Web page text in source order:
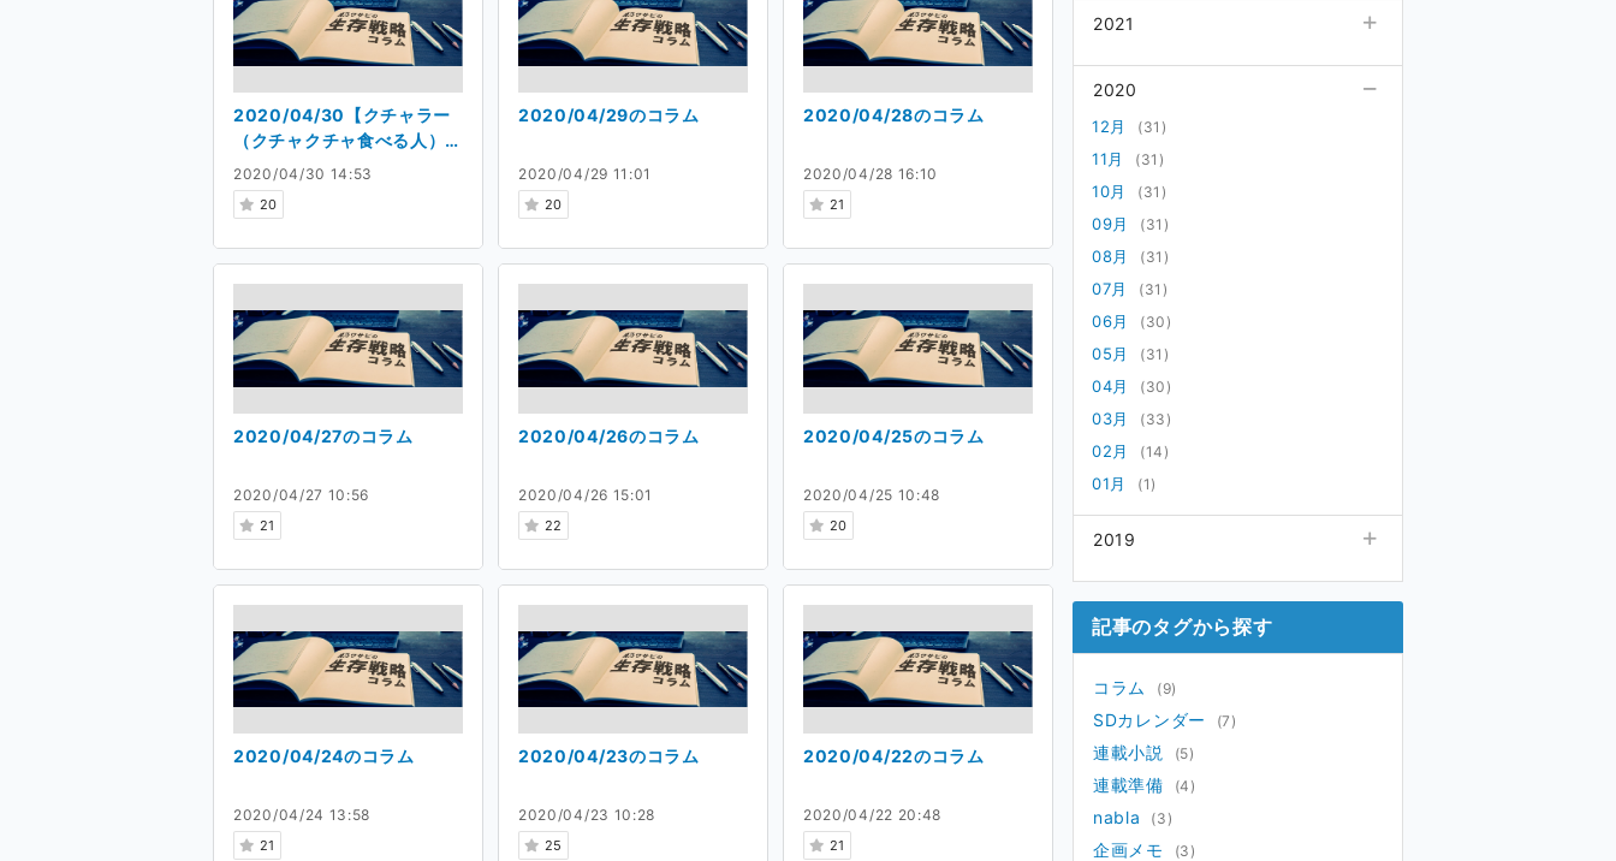
2020/04/30 14:53
20
2020/04/30【クチャラー
（クチャクチャ食べる人）
とモグラー（もぐもぐ食べ
る人）について】
2020/04/29 11:01
20
2020/04/29のコラム
2020/04/28 16:10
21
2020/04/28のコラム
2020/04/27 10:56
21
2020/04/27のコラム
2020/04/26 15:01
22
2020/04/26のコラム
2020/04/25 10:48
20
2020/04/25のコラム
2020/04/24 13:58
21
2020/04/24のコラム
2020/04/23 10:28
25
2020/04/23のコラム
2020/04/22 20:48
21
2020/04/22のコラム
09月
07月
06月 (30)
05月 (31)
04月 (30)
03月 (31)
02月 (28)
01月 (31)
11月
09月
08月 (31)
07月 (31)
06月 (31)
05月 (31)
04月 (32)
03月 (31)
02月 (29)
01月 (32)
2021
11月 (30)
10月 (31)
09月 (30)
08月 (31)
07月 (31)
06月 (30)
05月 (31)
04月 (30)
03月 (31)
02月 (29)
01月 (31)
2020
12月 (31)
11月 (31)
10月 (31)
09月 (31)
08月 (31)
07月 (31)
06月 (30)
05月 (31)
04月 (30)
03月 (33)
02月 (14)
01月 (1)
2019
10月 (2)
記事のタグから探す
コラム (9)
SDカレンダー (7)
連載小説 (5)
連載準備 (4)
nabla (3)
企画メモ (3)